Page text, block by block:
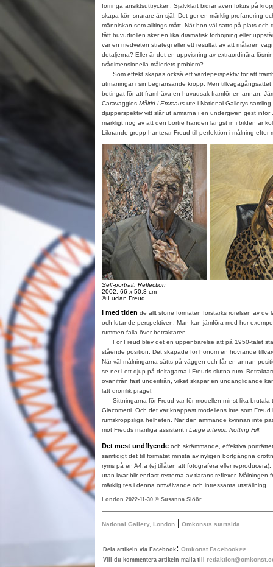
förringa ansiktsuttrycken. Självklart bidrar även fokus på
skapa kön snarare än själ. Det ger en märklig profanering
människan som alltings mått. När hon väl satts på plats och
fått huvudrollen sker en lika dramatisk förhöjning eller
var en medveten strategi eller ett resultat av att målaren
detaljerna? Eller är det en uppvisning av extraordinära
tvådimensionella måleriets problem?
Som effekt skapas också ett värdeperspektiv för att
utmaningar i sin begränsande kropp. Men tillvägagångsättet
betingat för att framhäva en huvudsak framför en annan.
Caravaggios Måltid i Emmausute i National Gallerys samling
djupperspektiv vitt slår ut armarna i en undergiven gest inför
märkligt nog av att den bortre handen längst in i bilden är
Liknande grepp hanterar Freud till perfektion i målning efter
Self-portrait, Reflection
2002, 66 x 50,8 cm
© Lucian Freud
I med tiden de allt större formaten förstärks rörelsen av de
och lutande perspektiven. Man kan jämföra med hur
rummen falla över betraktaren.
För Freud blev det en uppenbarelse att på 1950-talet
stående position. Det skapade för honom en hovrande
När väl målningarna sätts på väggen och får en annan
se ner i ett djup på deltagarna i Freuds slutna rum.
ovanifrån fast underifrån, vilket skapar en undanglidande
lätt drömlik prägel.
Sittningarna för Freud var för modellen minst lika brutala
Giacometti. Och det var knappast modellens inre som
rumskroppsliga helheten. När den ammande kvinnan inte
mot Freuds manliga assistent i Large interior, Notting Hill.
Det mest undflyendeoch skrämmande, effektiva
samtidigt det till formatet minsta av nyligen bortgångna
ryms på en A4:a (ej tillåten att fotografera eller
utan kvar blir endast resterna av tiarans reflexer. Målningen
märklig tes i denna omvälvande och intressanta utställning.
London 2022-11-30 © Susanna Slöör
National Gallery, London| Omkonsts startsida
Dela artikeln via Facebook: Omkonst Facebook>>
Vill du kommentera artikeln maila till